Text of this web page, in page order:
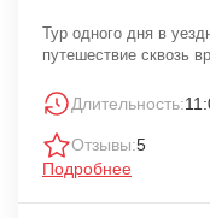
Тур одного дня в
путешествие сквозь
Длительность:
Отзывы:5
Подробнее